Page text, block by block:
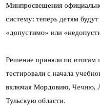
Минпросвещения
систему: теперь детям
«допустимо» или
Решение приняли по итогам
тестировали с начала
включая Мордовию, Чечню,
Тульскую области.